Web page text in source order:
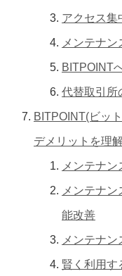
アクセス集
メンテナ
BITPOINT
代替取引所
BITPOINT(ビッ
デメリットを理
メンテナ
メンテナ
能改善
メンテナ
賢く利用す